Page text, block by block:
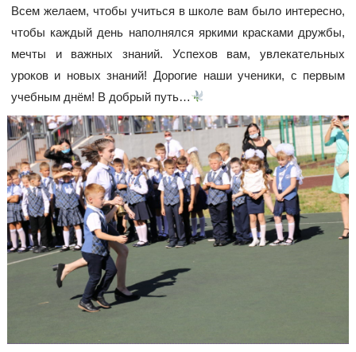
Всем желаем, чтобы учиться в школе вам было интересно,
чтобы каждый день наполнялся яркими красками дружбы,
мечты и важных знаний. Успехов вам, увлекательных
уроков и новых знаний! Дорогие наши ученики, с первым
учебным днём! В добрый путь…